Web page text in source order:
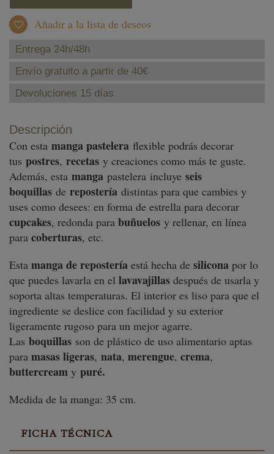
Añadir a la lista de deseos
Entrega 24h/48h
Envío gratuito a partir de 40€
Devoluciones 15 días
Descripción
Con esta manga pastelera flexible podrás decorar
tus postres, recetas y creaciones como más te guste.
Además, esta manga pastelera incluye seis
boquillas de repostería distintas para que cambies y
uses como desees: en forma de estrella para decorar
cupcakes, redonda para buñuelos y rellenar, en línea
para coberturas, etc.
Esta manga de repostería está hecha de silicona por lo
que puedes lavarla en el lavavajillas después de usarla y
soporta altas temperaturas. El interior es liso para que el
ingrediente se deslice con facilidad y su exterior
ligeramente rugoso para un mejor agarre.
Las boquillas son de plástico de uso alimentario aptas
para masas ligeras, nata, merengue, crema,
buttercream y puré.
Medida de la manga: 35 cm.
FICHA TÉCNICA